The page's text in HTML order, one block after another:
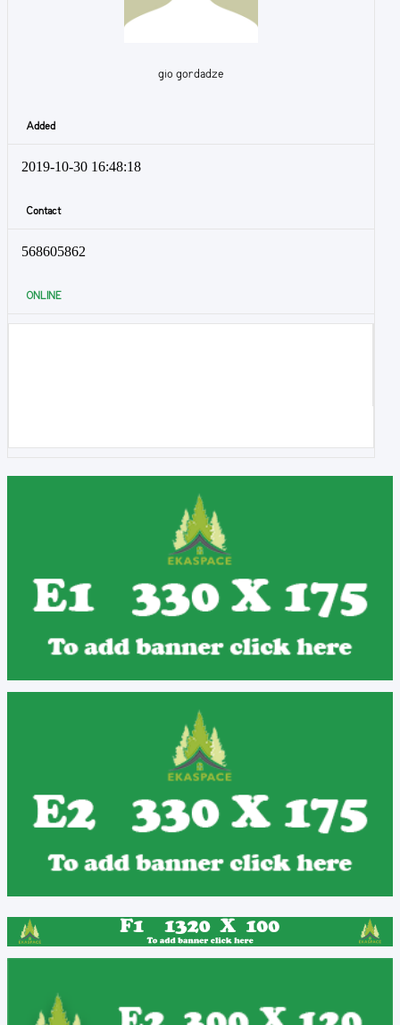
gio gordadze
Added
2019-10-30 16:48:18
Contact
568605862
ONLINE